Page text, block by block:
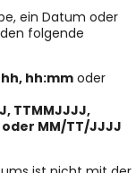
ein Datum oder
folgende
hh, hh:mm oder
TTMMJJJJ,
oder MM/TT/JJJJ